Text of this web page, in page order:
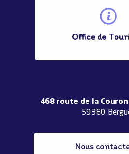
Office de
468 route de la
59380
Nous